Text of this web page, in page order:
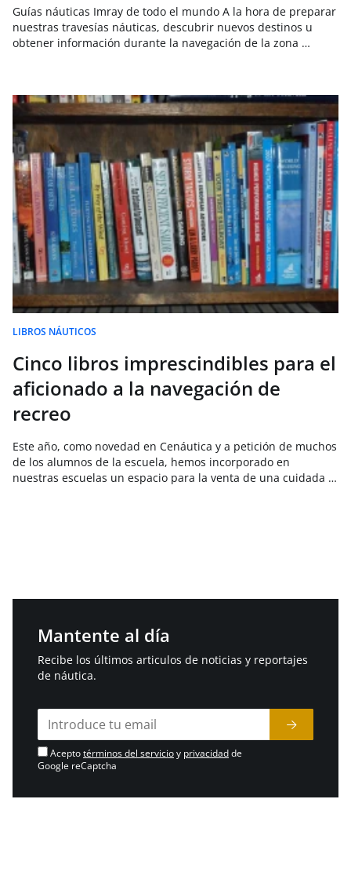
Guías náuticas Imray de todo el mundo A la hora de preparar
nuestras travesías náuticas, descubrir nuevos destinos u
obtener información durante la navegación de la zona …
LIBROS NÁUTICOS
Cinco libros imprescindibles para el
aficionado a la navegación de
recreo
Este año, como novedad en Cenáutica y a petición de muchos
de los alumnos de la escuela, hemos incorporado en
nuestras escuelas un espacio para la venta de una cuidada …
Mantente al día
Recibe los últimos articulos de noticias y reportajes
de náutica.
Aceptotérminos del servicioy privacidadde
Google reCaptcha